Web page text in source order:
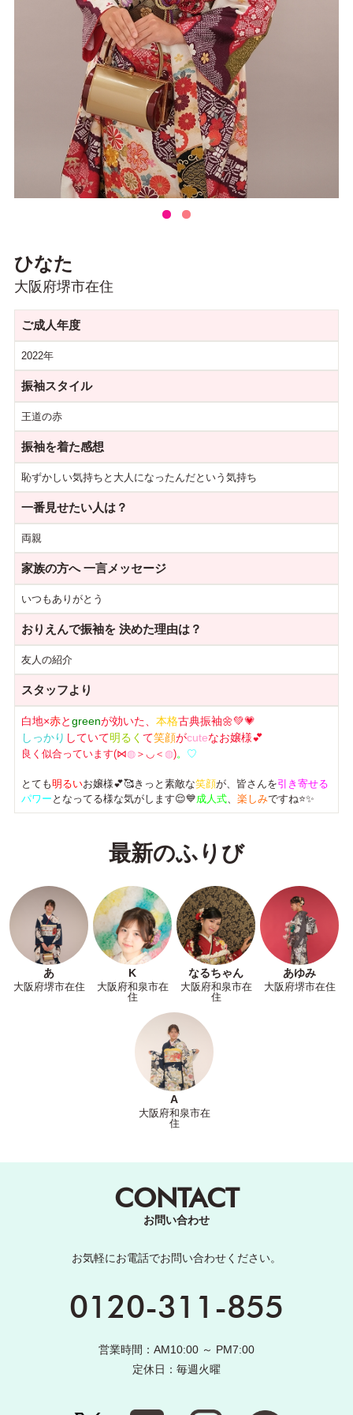
ひなた
大阪府堺市在住
ご成人年度
2022年
振袖スタイル
王道の赤
振袖を着た感想
恥ずかしい気持ちと大人になったんだという気持ち
一番見せたい人は？
両親
家族の方へ一言メッセージ
いつもありがとう
おりえんで振袖を決めた理由は？
友人の紹介
スタッフより
白地×赤とgreenが効いた、 本格古典振袖🌼💚💗
しっかり していて明るく て笑顔がcuteなお嬢様💕
良く似合っています(⋈◍＞◡＜ ◍)。 ♡
とても明るいお嬢様💕🥰きっと素敵な笑顔が、皆さんを引き寄せる
パワー となってる様な気がします😌💙成人式、 楽しみですね⭐✨
最新のふりび
あ
大阪府堺市在住
K
大阪府和泉市在
住
なるちゃん
大阪府和泉市在
住
あゆみ
大阪府堺市在住
A
大阪府和泉市在
住
CONTACT
お問い合わせ
お気軽にお電話でお問い合わせください。
0120-311-855
営業時間：AM10:00 ～ PM7:00
定休日：毎週火曜